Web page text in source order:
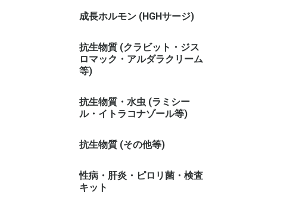
成長ホルモン (HGHサージ)
抗生物質 (クラビット・ジス
ロマック・アルダラクリーム
等)
抗生物質・水虫 (ラミシー
ル・イトラコナゾール等)
抗生物質 (その他等)
性病・肝炎・ピロリ菌・検査
キット